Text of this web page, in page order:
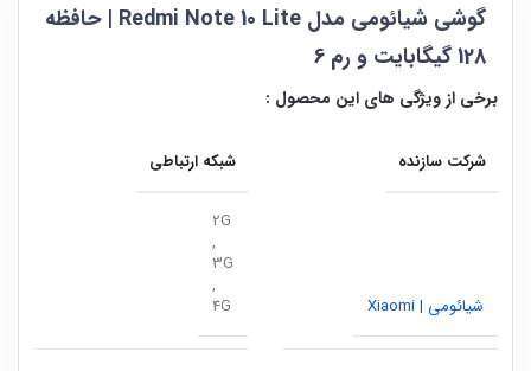
گوشی شیائومی مدل Redmi Note 10 Lite | حافظه
128 گیگابایت و رم 6
برخی از ویژگی های این محصول :
شرکت سازنده
شیائومی | Xiaomi
شبکه ارتباطی
2G
,
3G
,
4G